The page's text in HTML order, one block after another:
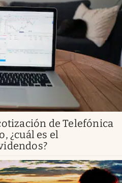
de Telefónica
¿cuál es el